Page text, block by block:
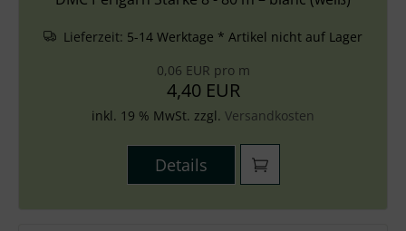
Lieferzeit: 5-14 Werktage * Artikel nicht auf Lager
0,06 EUR pro m
4,40 EUR
inkl. 19 % MwSt. zzgl. Versandkosten
Details